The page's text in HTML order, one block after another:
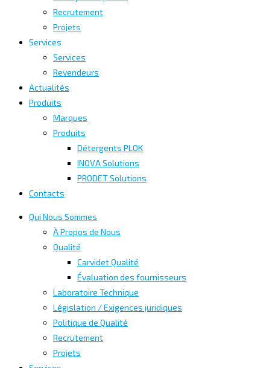
Recrutement
Projets
Services
Services
Revendeurs
Actualités
Produits
Marques
Produits
Détergents PLOK
INOVA Solutions
PRODET Solutions
Contacts
Qui Nous Sommes
À Propos de Nous
Qualité
Carvidet Qualité
Évaluation des fournisseurs
Laboratoire Technique
Législation / Exigences juridiques
Politique de Qualité
Recrutement
Projets